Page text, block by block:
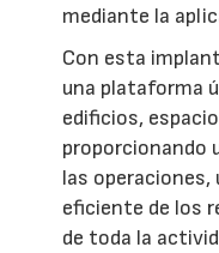
mediante la
Con esta
una plataforma
edificios,
proporcionando
las
eficiente de los
de toda la